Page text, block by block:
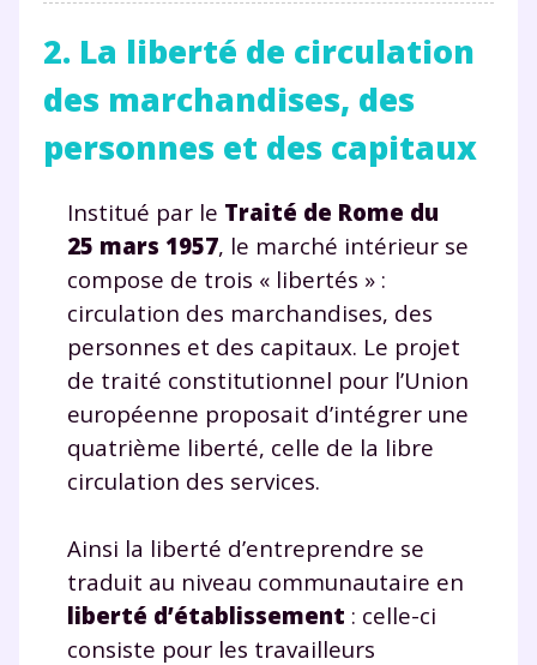
2. La liberté de circulation
des marchandises, des
personnes et des capitaux
Institué par le Traité de Rome du
25 mars 1957, le marché intérieur se
compose de trois « libertés » :
circulation des marchandises, des
personnes et des capitaux. Le projet
de traité constitutionnel pour l’Union
européenne proposait d’intégrer une
quatrième liberté, celle de la libre
circulation des services.
Ainsi la liberté d’entreprendre se
traduit au niveau communautaire en
liberté d’établissement : celle-ci
consiste pour les travailleurs